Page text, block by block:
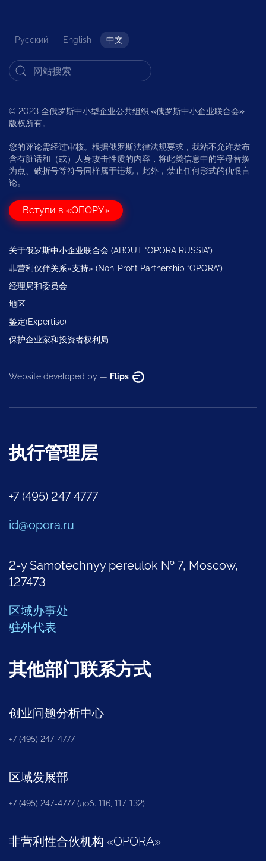
Русский English 中文
© 2023 全俄罗斯中小型企业公共组织 «俄罗斯中小企业联合会»
版权所有。
您的评论需经过审核。根据俄罗斯法律法规要求，我站不允许发布
含有脏话和（或）人身攻击性质的内容，将此类信息中的字母替换
为点、破折号等符号同样属于违规，此外，禁止任何形式的仇恨言
论。
Вступи в «ОПОРУ»
关于俄罗斯中小企业联合会 (ABOUT “OPORA RUSSIA”)
非营利伙伴关系«支持» (Non-Profit Partnership “OPORA”)
经理局和委员会
地区
鉴定(Expertise)
保护企业家和投资者权利局
Website developed by — Flips
执行管理层
+7 (495) 247 4777
id@opora.ru
2-y Samotechnyy pereulok № 7, Moscow,
127473
区域办事处
驻外代表
其他部门联系方式
创业问题分析中心
+7 (495) 247-4777
区域发展部
+7 (495) 247-4777 (доб. 116, 117, 132)
非营利性合伙机构 «OPORA»